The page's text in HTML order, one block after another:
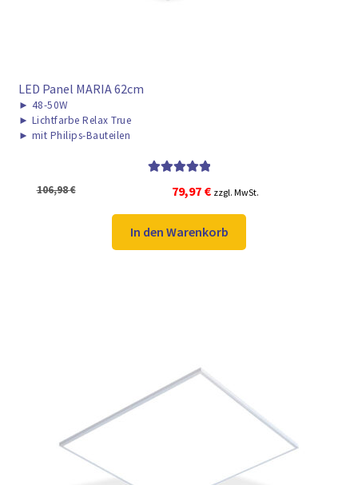
LED Panel MARIA 62cm
► 48-50W
► Lichtfarbe Relax True
► mit Philips-Bauteilen
von 5
106,98€
Ursprünglicher
war:
106,98 €
79,97 €Aktueller
ist:
79,97 €.
zzgl. MwSt.
In den Warenkorb